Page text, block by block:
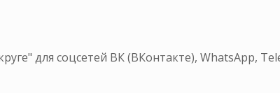
для соцсетей ВК (ВКонтакте), WhatsApp,